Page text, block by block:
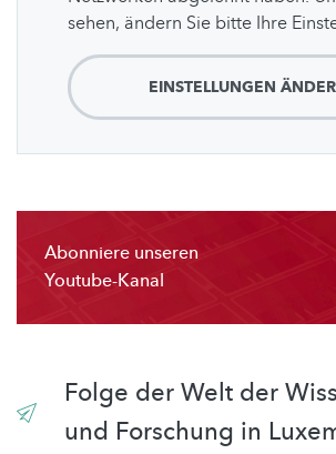
sehen, ändern Sie bitte Ihre
EINSTELLUNGEN
Abonniere unseren
Youtube-Kanal
Folge der Welt der
und Forschung in